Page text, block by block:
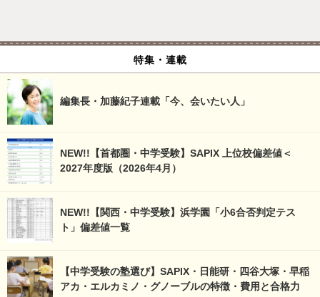
特集・連載
編集長・加藤紀子連載「今、会いたい人」
NEW!!【首都圏・中学受験】SAPIX 上位校偏差値＜
2027年度版（2026年4月）
NEW!!【関西・中学受験】浜学園「小6合否判定テス
ト」偏差値一覧
【中学受験の塾選び】SAPIX・日能研・四谷大塚・早稲
アカ・エルカミノ・グノーブルの特徴・費用と合格力